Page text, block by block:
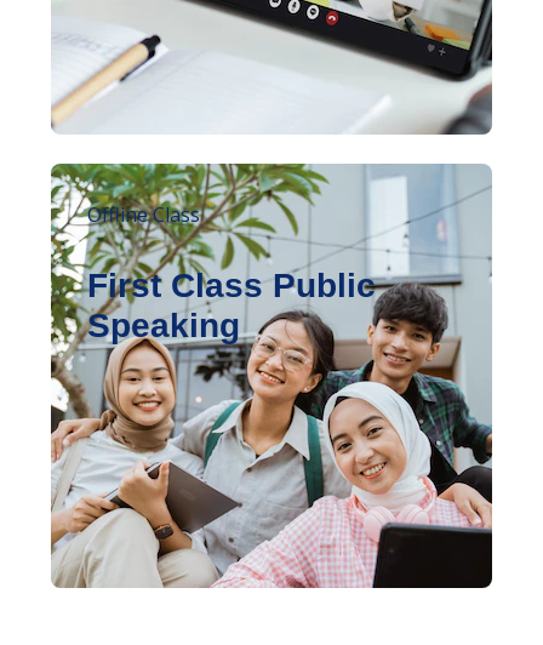
Offline Class
First Class Public
Speaking